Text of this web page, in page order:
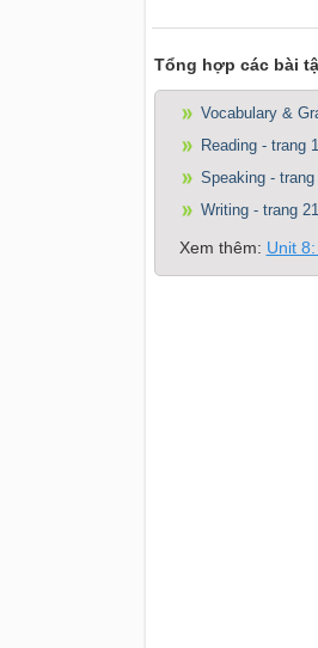
Tổng hợp các bài
Vocabulary &
Reading - trang
Speaking -
Writing - trang
Xem thêm: Unit